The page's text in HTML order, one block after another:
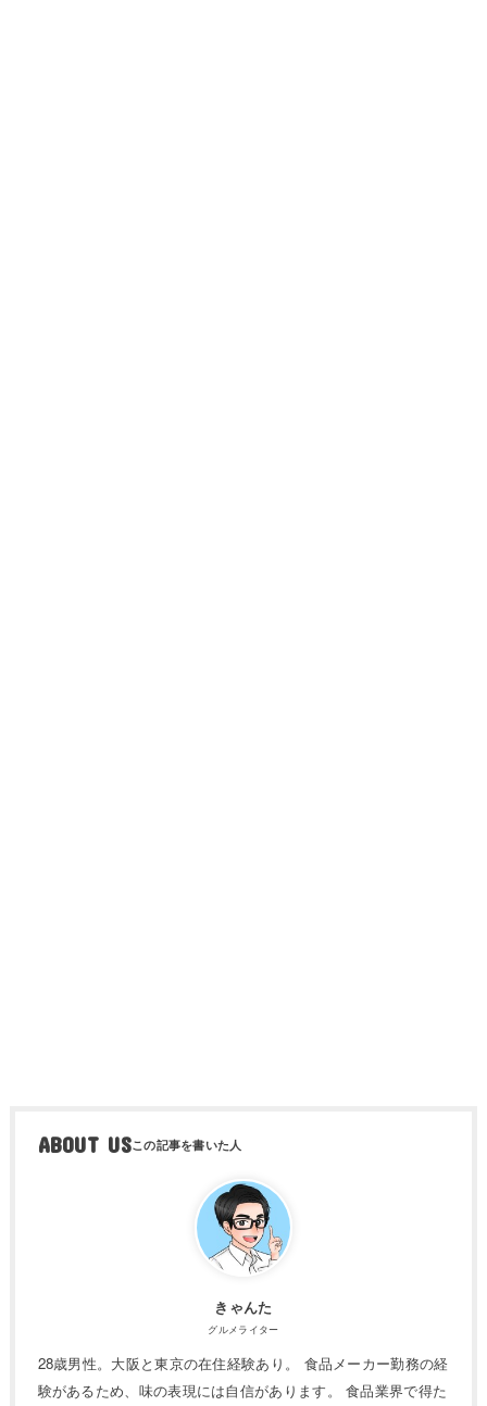
ABOUT US
きゃんた
グルメライター
28歳男性。大阪と東京の在住経験あり。 食品メーカー勤務の経
験があるため、味の表現には自信があります。 食品業界で得た